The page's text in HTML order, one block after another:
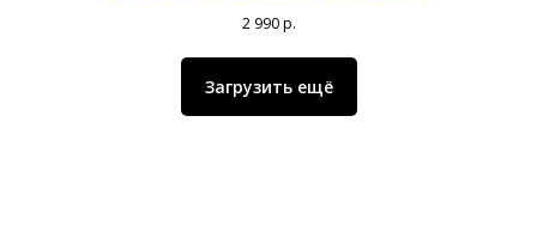
2 990 р.
Загрузить ещё